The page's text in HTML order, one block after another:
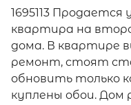
1695113
квартира на
дома. В квартире
ремонт, стоят
обновить только
куплены обои. Дом